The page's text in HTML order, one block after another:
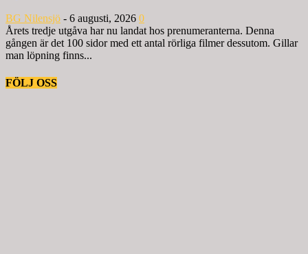
BG Nilensjö - 6 augusti, 2026 0
Årets tredje utgåva har nu landat hos prenumeranterna. Denna
gången är det 100 sidor med ett antal rörliga filmer dessutom. Gillar
man löpning finns...
FÖLJ OSS